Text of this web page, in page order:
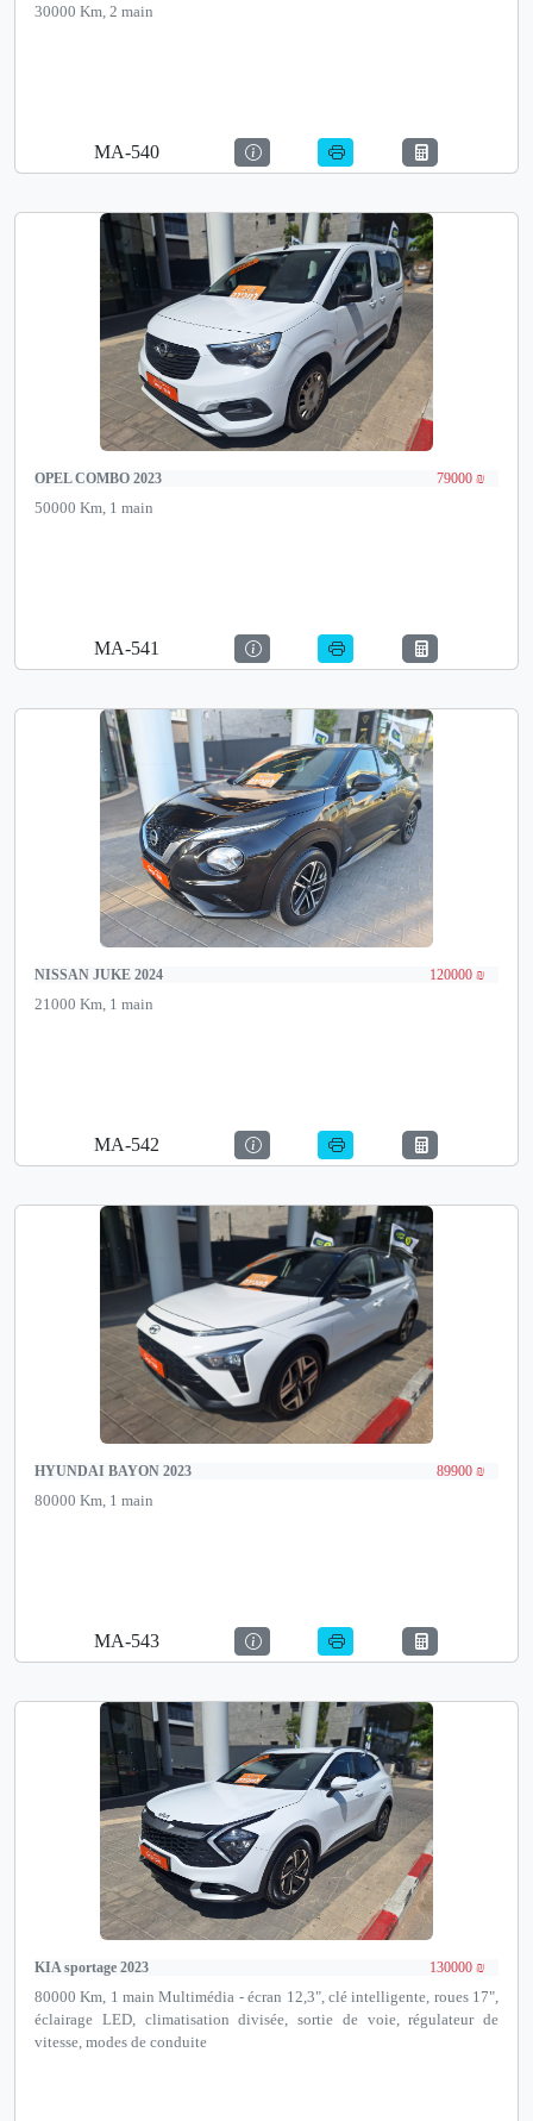
30000 Km, 2 main
MA-540
OPEL COMBO 2023 79000 ₪
50000 Km, 1 main
MA-541
NISSAN JUKE 2024 120000 ₪
21000 Km, 1 main
MA-542
HYUNDAI BAYON 2023 89900 ₪
80000 Km, 1 main
MA-543
KIA sportage 2023 130000 ₪
80000 Km, 1 main Multimédia - écran 12,3", clé intelligente, roues 17",
éclairage LED, climatisation divisée, sortie de voie, régulateur de
vitesse, modes de conduite